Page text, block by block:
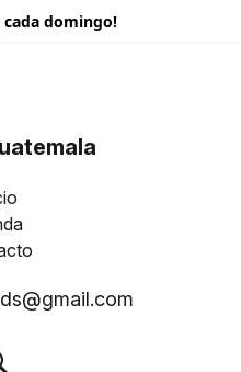
cada domingo!